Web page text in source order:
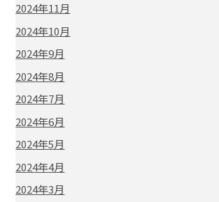
2024年11月
2024年10月
2024年9月
2024年8月
2024年7月
2024年6月
2024年5月
2024年4月
2024年3月